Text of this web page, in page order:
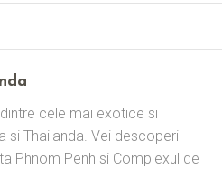
cele mai exotice si
si Thailanda. Vei descoperi
Phnom Penh si Complexul de